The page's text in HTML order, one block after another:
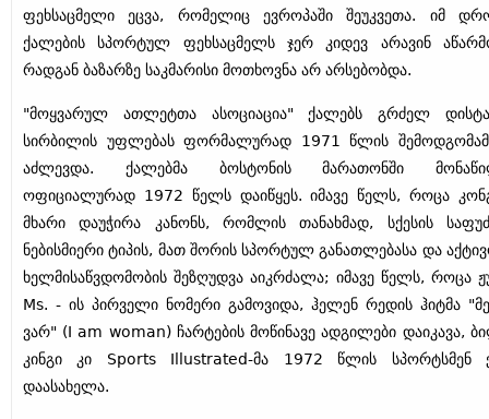
ფეხსაცმელი ეცვა, რომელიც ევროპაში შეუკვეთა. იმ
ქალების სპორტულ ფეხსაცმელს ჯერ კიდევ არავინ
რადგან ბაზარზე საკმარისი მოთხოვნა არ არსებობდა.
"მოყვარულ ათლეტთა ასოციაცია" ქალებს გრძელ
სირბილის უფლებას ფორმალურად 1971 წლის
აძლევდა. ქალებმა ბოსტონის მარათონში
ოფიციალურად 1972 წელს დაიწყეს. იმავე წელს, როცა
მხარი დაუჭირა კანონს, რომლის თანახმად, სქესის
ნებისმიერი ტიპის, მათ შორის სპორტულ განათლებასა და
ხელმისაწვდომობის შეზღუდვა აიკრძალა; იმავე წელს, როცა
Ms. - ის პირველი ნომერი გამოვიდა, ჰელენ რედის ჰიტმა
ვარ" (I am woman) ჩარტების მოწინავე ადგილები დაიკავა,
კინგი კი Sports Illustrated-მა 1972 წლის სპორტსმენ
დაასახელა.